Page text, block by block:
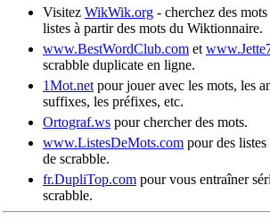
Visitez WikWik.org - cherchez des
listes à partir des mots du Wiktionnaire.
www.BestWordClub.com et
scrabble duplicate en ligne.
1Mot.net pour jouer avec les mots, les
suffixes, les préfixes, etc.
Ortograf.ws pour chercher des mots.
www.ListesDeMots.com pour des
de scrabble.
fr.DupliTop.com pour vous entraîner
scrabble.